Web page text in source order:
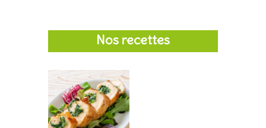
Nos recettes